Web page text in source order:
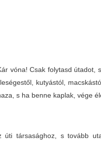
vóna! Csak folytasd útadot,
kutyástól,
s ha benne kaplak, vége
úti társasághoz, s tovább